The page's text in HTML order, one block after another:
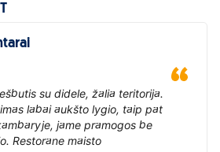
su didele, žalia teritorija.
labai aukšto lygio, taip pat
jame pramogos be
Restorane maisto